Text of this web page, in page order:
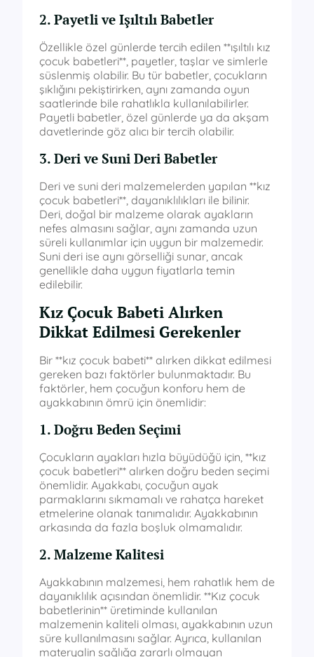
2. Payetli ve Işıltılı Babetler
Özellikle özel günlerde tercih edilen **ışıltılı kız
çocuk babetleri**, payetler, taşlar ve simlerle
süslenmiş olabilir. Bu tür babetler, çocukların
şıklığını pekiştirirken, aynı zamanda oyun
saatlerinde bile rahatlıkla kullanılabilirler.
Payetli babetler, özel günlerde ya da akşam
davetlerinde göz alıcı bir tercih olabilir.
3. Deri ve Suni Deri Babetler
Deri ve suni deri malzemelerden yapılan **kız
çocuk babetleri**, dayanıklılıkları ile bilinir.
Deri, doğal bir malzeme olarak ayakların
nefes almasını sağlar, aynı zamanda uzun
süreli kullanımlar için uygun bir malzemedir.
Suni deri ise aynı görselliği sunar, ancak
genellikle daha uygun fiyatlarla temin
edilebilir.
Kız Çocuk Babeti Alırken
Dikkat Edilmesi Gerekenler
Bir **kız çocuk babeti** alırken dikkat edilmesi
gereken bazı faktörler bulunmaktadır. Bu
faktörler, hem çocuğun konforu hem de
ayakkabının ömrü için önemlidir:
1. Doğru Beden Seçimi
Çocukların ayakları hızla büyüdüğü için, **kız
çocuk babetleri** alırken doğru beden seçimi
önemlidir. Ayakkabı, çocuğun ayak
parmaklarını sıkmamalı ve rahatça hareket
etmelerine olanak tanımalıdır. Ayakkabının
arkasında da fazla boşluk olmamalıdır.
2. Malzeme Kalitesi
Ayakkabının malzemesi, hem rahatlık hem de
dayanıklılık açısından önemlidir. **Kız çocuk
babetlerinin** üretiminde kullanılan
malzemenin kaliteli olması, ayakkabının uzun
süre kullanılmasını sağlar. Ayrıca, kullanılan
materyalin sağlığa zararlı olmayan